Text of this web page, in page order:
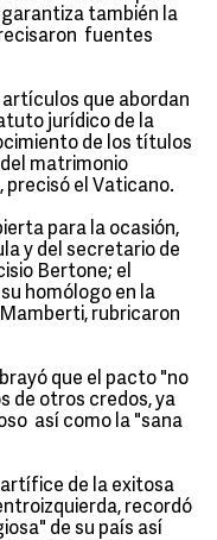
también la
fuentes
que abordan
jurídico de la
de los títulos
matrimonio
el Vaticano.
para la ocasión,
y del secretario de
Bertone; el
homólogo en la
rubricaron
que el pacto "no
de otros credos, ya
así como la "sana
de la exitosa
recordó
de su país así